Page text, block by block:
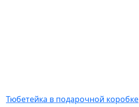
Тюбетейка в подарочной коробке